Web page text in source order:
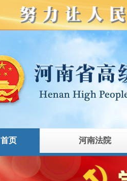
首页 河南法院